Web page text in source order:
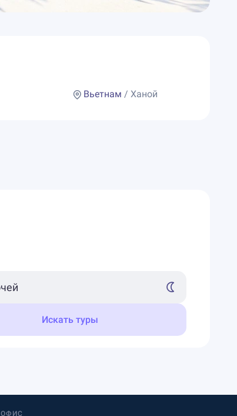
Вьетнам / Ханой
Искать туры
ОФИС